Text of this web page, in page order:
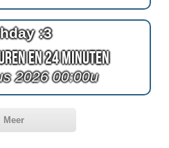
:3
en 24 Minuten
2026 00:00u
Meer